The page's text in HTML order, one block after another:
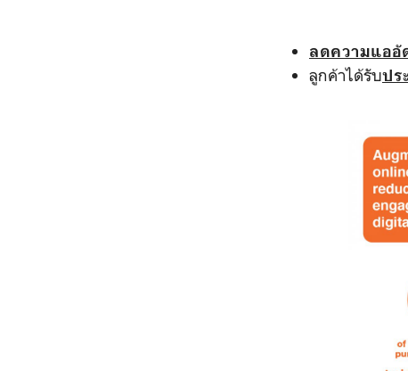
ลดความแออั
ลูกค้าได้รับปร